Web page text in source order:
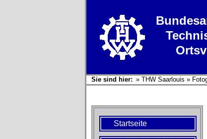
Sie sind hier: » THW Saarlouis »
Startseite